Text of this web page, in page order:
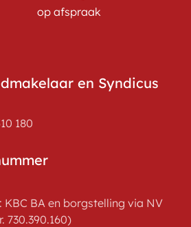
op afspraak
en Syndicus
180
KBC BA en borgstelling via NV
730.390.160)